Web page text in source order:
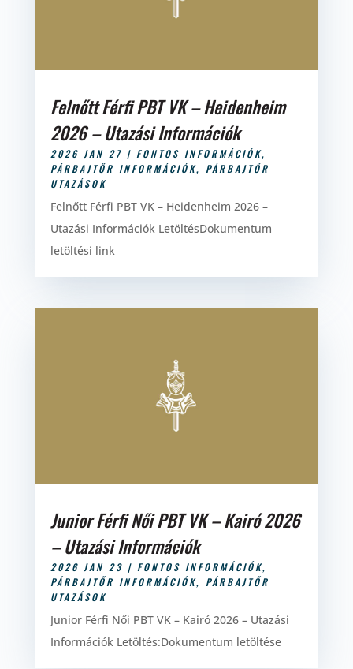
Felnőtt Férfi PBT VK – Heidenheim
2026 – Utazási Információk
2026 JAN 27 | FONTOS INFORMÁCIÓK,
PÁRBAJTŐR INFORMÁCIÓK, PÁRBAJTŐR
UTAZÁSOK
Felnőtt Férfi PBT VK – Heidenheim 2026 –
Utazási Információk LetöltésDokumentum
letöltési link
Junior Férfi Női PBT VK – Kairó 2026
– Utazási Információk
2026 JAN 23 | FONTOS INFORMÁCIÓK,
PÁRBAJTŐR INFORMÁCIÓK, PÁRBAJTŐR
UTAZÁSOK
Junior Férfi Női PBT VK – Kairó 2026 – Utazási
Információk Letöltés:Dokumentum letöltése